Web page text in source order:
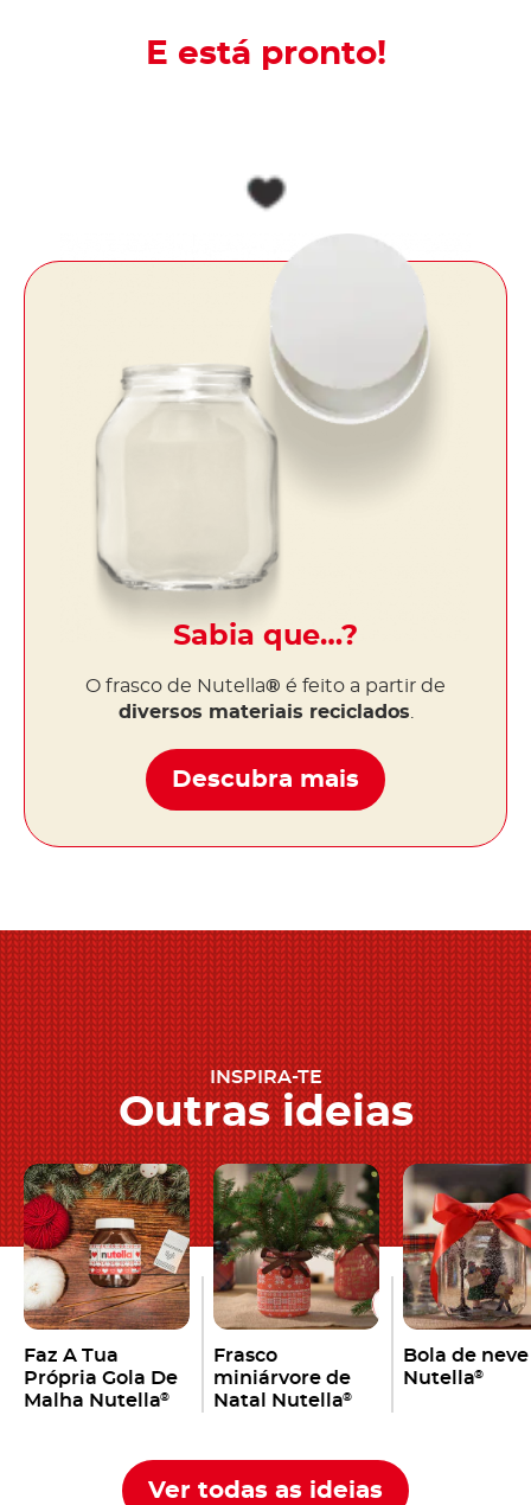
E está pronto!
Sabia que…?
O frasco de Nutella® é feito a partir de
diversos materiais reciclados
Descubra mais
INSPIRA-TE
Outras ideias
Faz A Tua
Própria Gola De
Malha Nutella®
Frasco
miniárvore de
Natal Nutella®
Bola de neve
Nutella®
Ver todas as ideias